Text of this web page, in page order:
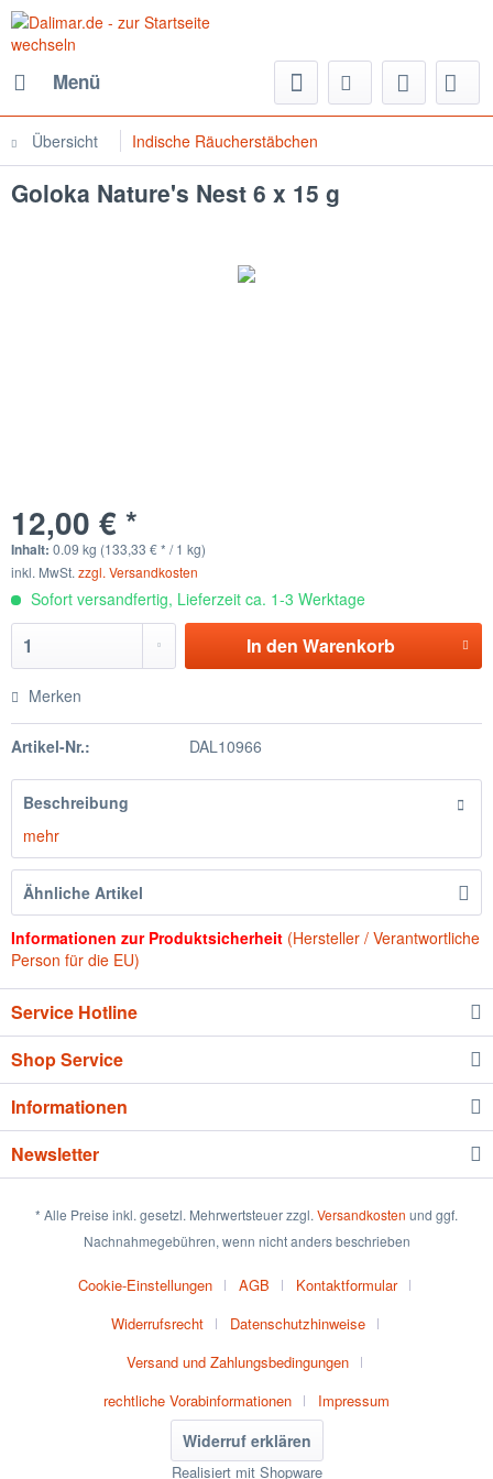
Menü
Übersicht Indische Räucherstäbchen
Goloka Nature's Nest 6 x 15 g
12,00 € *
Inhalt: 0.09 kg (133,33 € * / 1 kg)
inkl. MwSt. zzgl. Versandkosten
Sofort versandfertig, Lieferzeit ca. 1-3 Werktage
In den Warenkorb
Merken
Artikel-Nr.: DAL10966
Beschreibung
mehr
Ähnliche Artikel
Informationen zur Produktsicherheit (Hersteller / Verantwortliche
Person für die EU)
Service Hotline
Shop Service
Informationen
Newsletter
* Alle Preise inkl. gesetzl. Mehrwertsteuer zzgl. Versandkosten und ggf.
Nachnahmegebühren, wenn nicht anders beschrieben
Cookie-Einstellungen AGB
Kontaktformular
Widerrufsrecht
Datenschutzhinweise
Versand und Zahlungsbedingungen
rechtliche Vorabinformationen
Impressum
Widerruf erklären
Realisiert mit Shopware